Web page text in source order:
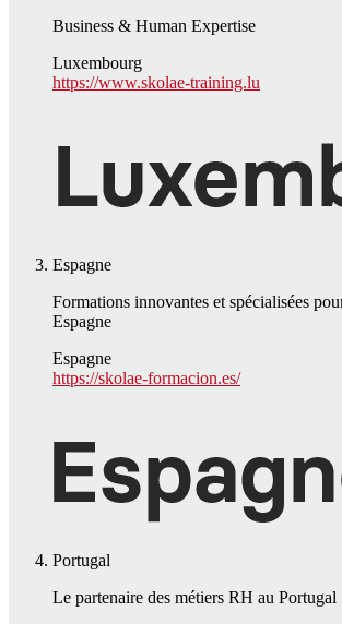
Business & Human Expertise
Luxembourg
https://www.skolae-training.lu
Espagne
Formations innovantes et spécialisées
Espagne
Espagne
https://skolae-formacion.es/
Portugal
Le partenaire des métiers RH au Portugal